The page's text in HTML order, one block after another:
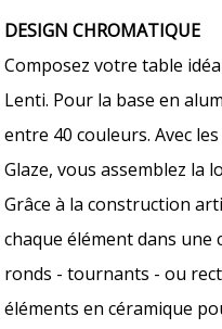
DESIGN CHROMATIQUE
Composez votre table
Lenti. Pour la base en
entre 40 couleurs. Avec
Glaze, vous assemblez la
Grâce à la construction
chaque élément dans
ronds - tournants - ou
éléments en céramique